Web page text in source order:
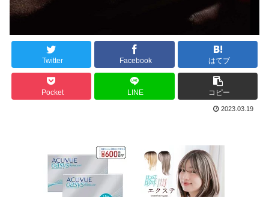
Twitter Facebook はてブ
Pocket LINE コピー
2023.03.19